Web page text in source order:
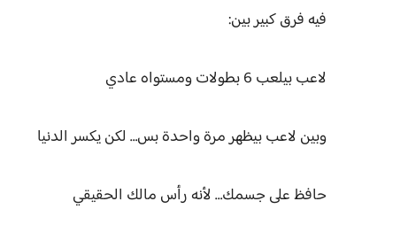
فيه فرق كبير بين:
لاعب بيلعب 6 بطولات ومستواه عادي
وبين لاعب بيظهر مرة واحدة بس… لكن يكسر الدنيا
حافظ على جسمك… لأنه رأس مالك الحقيقي